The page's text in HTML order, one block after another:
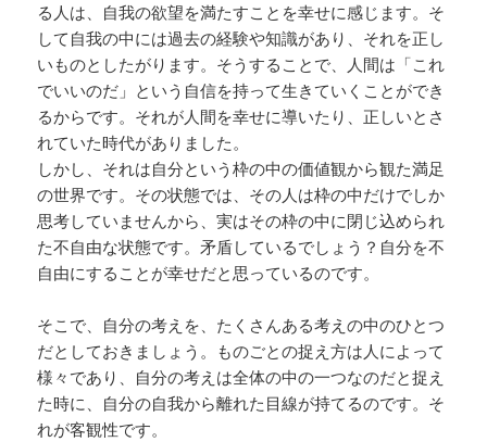
る人は、自我の欲望を満たすことを幸せに感じます。そ
して自我の中には過去の経験や知識があり、それを正し
いものとしたがります。そうすることで、人間は「これ
でいいのだ」という自信を持って生きていくことができ
るからです。それが人間を幸せに導いたり、正しいとさ
れていた時代がありました。
しかし、それは自分という枠の中の価値観から観た満足
の世界です。その状態では、その人は枠の中だけでしか
思考していませんから、実はその枠の中に閉じ込められ
た不自由な状態です。矛盾しているでしょう？自分を不
自由にすることが幸せだと思っているのです。
そこで、自分の考えを、たくさんある考えの中のひとつ
だとしておきましょう。ものごとの捉え方は人によって
様々であり、自分の考えは全体の中の一つなのだと捉え
た時に、自分の自我から離れた目線が持てるのです。そ
れが客観性です。